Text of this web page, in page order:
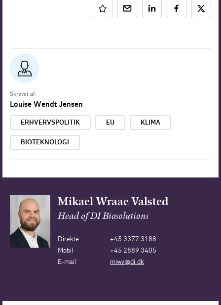
Skrevet af:
Louise Wendt Jensen
ERHVERVSPOLITIK EU KLIMA
BIOTEKNOLOGI
Mikael Wraae Valsted
Head of DI Biosolutions
Direkte
+45 3377 3188
Mobil
+45 2889 3405
E-mail
miwv@di.dk